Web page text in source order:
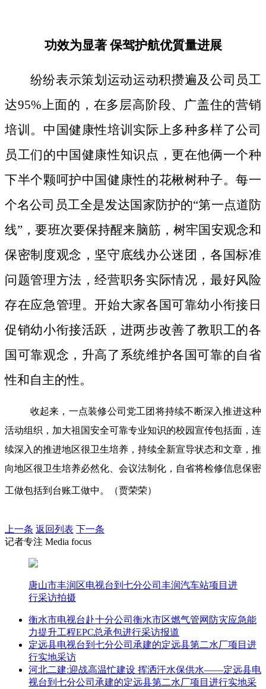
功效为显著 保驾护航优質量进展
纷纷表示策划运动运动积攒遍及公司员工
达95%上面的，在多层高阶段、广盖住的营销
培训。中国健康性培训实际上多种多样了公司
员工们的中国健康性知识点，更在他俩一个种
下半个颗呵护中国健康性的花楸树种子。每一
个名公司员工全是发达国家防护的“第一点道防
线”，要班次要保持醒来脑筋，树牢国安观念和
保密制度观念，坚守底线办公迷团，各国标准
问题管理方法，经营职务实际情况，最好风险
存在应急管理。开始大家各国可靠幼小衔接日
促销幼小衔接活跃，进两步改善了教职工的各
国可靠观念，升高了系统维护各国可靠的自省
性和自主的性。
收起来，一点装修公司党工团将持续不断深入推进这种
活动组织，加大祖国安全可靠专业知识的校园宣传包括面，连
续深入的推进地区很卫生培养，持续全新宣导状态和文章，推
向地区很卫生培养必然化、会议法制化，自省将检修信息保密
工做包括到台账工做中。（贾荣荣）
上一条 返回列表 下一条
记者专注 Media focus
唐山市丰润区电视台到七分公司丰润汽车站项目进
行采访拍摄
衡水市电视台赴十分公司衡水市区燃气管网防灾应急能
力提升工程EPC总承包进行采访报道
定远县电视台到七分公司承建的定远县第二水厂项目进
行实地采访
河北二建:迎战高温忙建设 挥洒汗水保供水——定远县电
视台到七分公司承建的定远县第二水厂项目进行实地采